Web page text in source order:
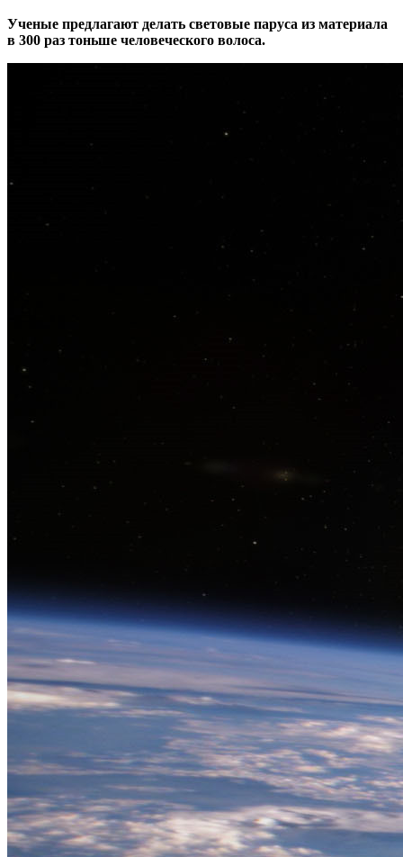
Ученые предлагают делать световые паруса из материала
в 300 раз тоньше человеческого волоса.